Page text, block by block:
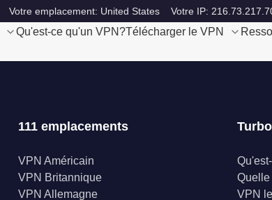
Votre emplacement: United States Votre IP:
Qu'est-ce qu'un VPN?Télécharger le VPN
111 emplacements
VPN Américain
VPN Britannique
VPN Allemagne
Quelle
VPN